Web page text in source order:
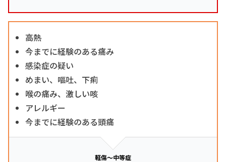
高熱
今までに経験のある痛み
感染症の疑い
めまい、嘔吐、下痢
喉の痛み、激しい咳
アレルギー
今までに経験のある頭痛
軽傷～中等症